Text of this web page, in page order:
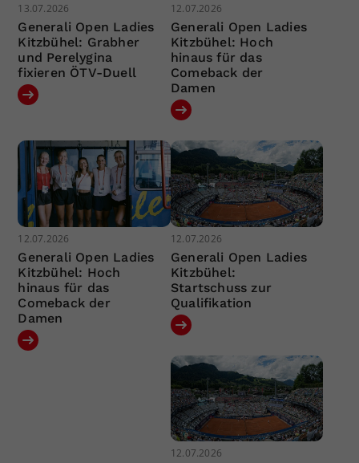
13.07.2026
Generali Open Ladies
Kitzbühel: Grabher
und Perelygina
fixieren ÖTV-Duell
12.07.2026
Generali Open Ladies
Kitzbühel: Hoch
hinaus für das
Comeback der
Damen
12.07.2026
Generali Open Ladies
Kitzbühel: Hoch
hinaus für das
Comeback der
Damen
12.07.2026
Generali Open Ladies
Kitzbühel:
Startschuss zur
Qualifikation
12.07.2026